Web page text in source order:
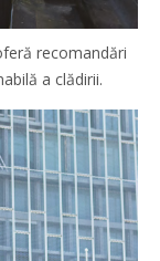
recomandări
a clădirii.